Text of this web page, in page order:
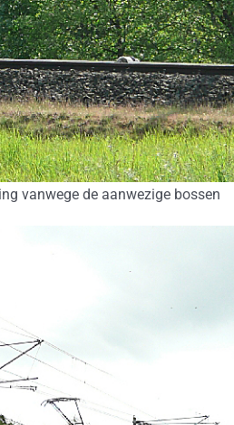
vanwege de aanwezige bossen